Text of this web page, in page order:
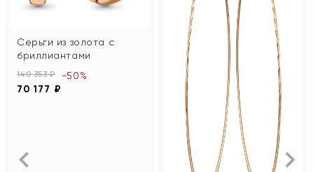
Серьги из золота с
бриллиантами
140 353 ₽
70 177 ₽
-50%